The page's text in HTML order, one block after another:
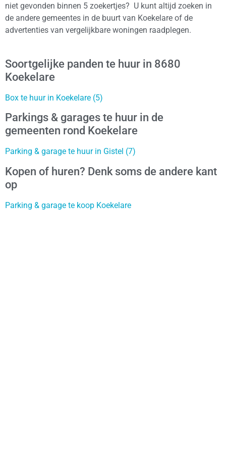
niet gevonden binnen 5 zoekertjes? U kunt altijd zoeken in
de andere gemeentes in de buurt van Koekelare of de
advertenties van vergelijkbare woningen raadplegen.
Soortgelijke panden te huur in 8680
Koekelare
Box te huur in Koekelare (5)
Parkings & garages te huur in de
gemeenten rond Koekelare
Parking & garage te huur in Gistel (7)
Kopen of huren? Denk soms de andere kant
op
Parking & garage te koop Koekelare